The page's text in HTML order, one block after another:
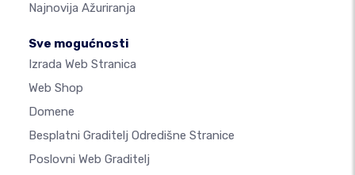
Najnovija Ažuriranja
Sve mogućnosti
Izrada Web Stranica
Web Shop
Domene
Besplatni Graditelj Odredišne Stranice
Poslovni Web Graditelj